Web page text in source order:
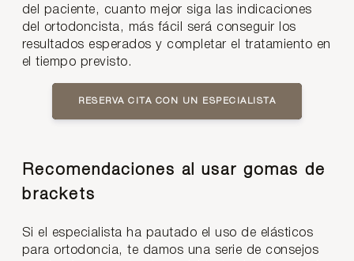
del paciente, cuanto mejor siga las indicaciones
del ortodoncista, más fácil será conseguir los
resultados esperados y completar el tratamiento en
el tiempo previsto.
RESERVA CITA CON UN ESPECIALISTA
Recomendaciones al usar gomas de
brackets
Si el especialista ha pautado el uso de elásticos
para ortodoncia, te damos una serie de consejos